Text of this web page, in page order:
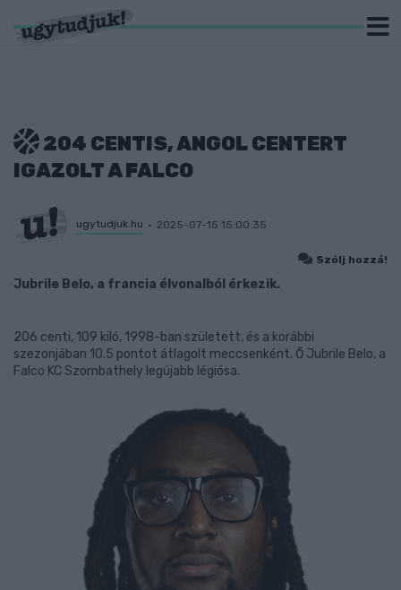
204 CENTIS, ANGOL CENTERT
IGAZOLT A FALCO
ugytudjuk.hu 2025-07-15 15:00:35
Szólj hozzá!
Jubrile Belo, a francia élvonalból érkezik.
206 centi, 109 kiló, 1998-ban született, és a korábbi
szezonjában 10.5 pontot átlagolt meccsenként. Ő Jubrile Belo, a
Falco KC Szombathely legújabb légiósa.